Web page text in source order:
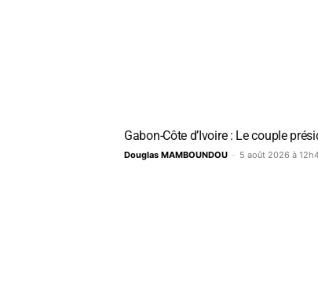
Gabon-Côte d’Ivoire : Le couple
Douglas MAMBOUNDOU - 5 août 2026 à